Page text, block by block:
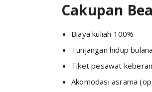
Cakupan
Biaya kuliah 100%
Tunjangan hidup
Tiket pesawat
Akomodasi asrama